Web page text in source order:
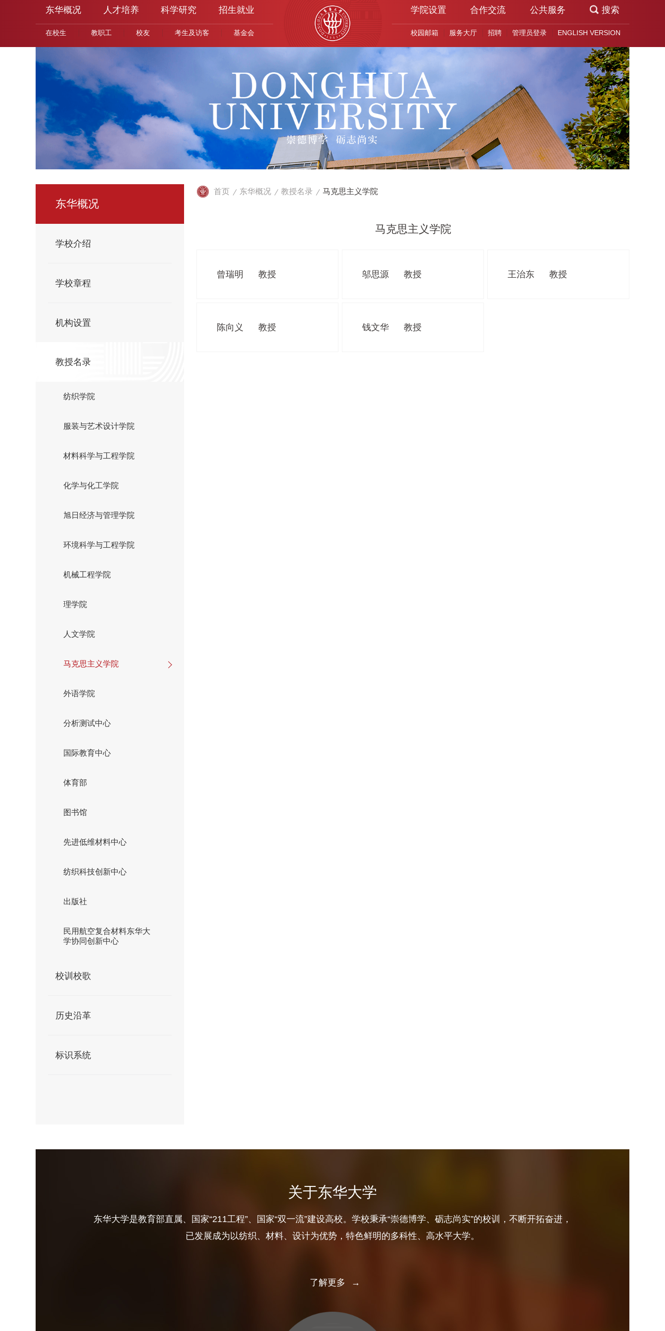
学院设置 合作交流 公共服务 搜索
校园邮箱 服务大厅 招聘 管理员登录 ENGLISH VERSION
东华概况 人才培养 科学研究 招生就业
在校生 教职工 校友 考生及访客 基金会
东华概况
学校介绍
学校章程
机构设置
教授名录
纺织学院
服装与艺术设计学院
材料科学与工程学院
化学与化工学院
旭日经济与管理学院
环境科学与工程学院
机械工程学院
理学院
人文学院
马克思主义学院
外语学院
分析测试中心
国际教育中心
体育部
图书馆
先进低维材料中心
纺织科技创新中心
出版社
民用航空复合材料东华大
学协同创新中心
校训校歌
历史沿革
标识系统
首页 东华概况 教授名录 马克思主义学院
马克思主义学院
曾瑞明 教授 邬思源 教授 王治东 教授
陈向义 教授 钱文华 教授
关于东华大学
东华大学是教育部直属、国家“211工程”、国家“双一流”建设高校。学校秉承“崇德博学、砺志尚实”的校训，不断开拓奋进，
已发展成为以纺织、材料、设计为优势，特色鲜明的多科性、高水平大学。
了解更多 →